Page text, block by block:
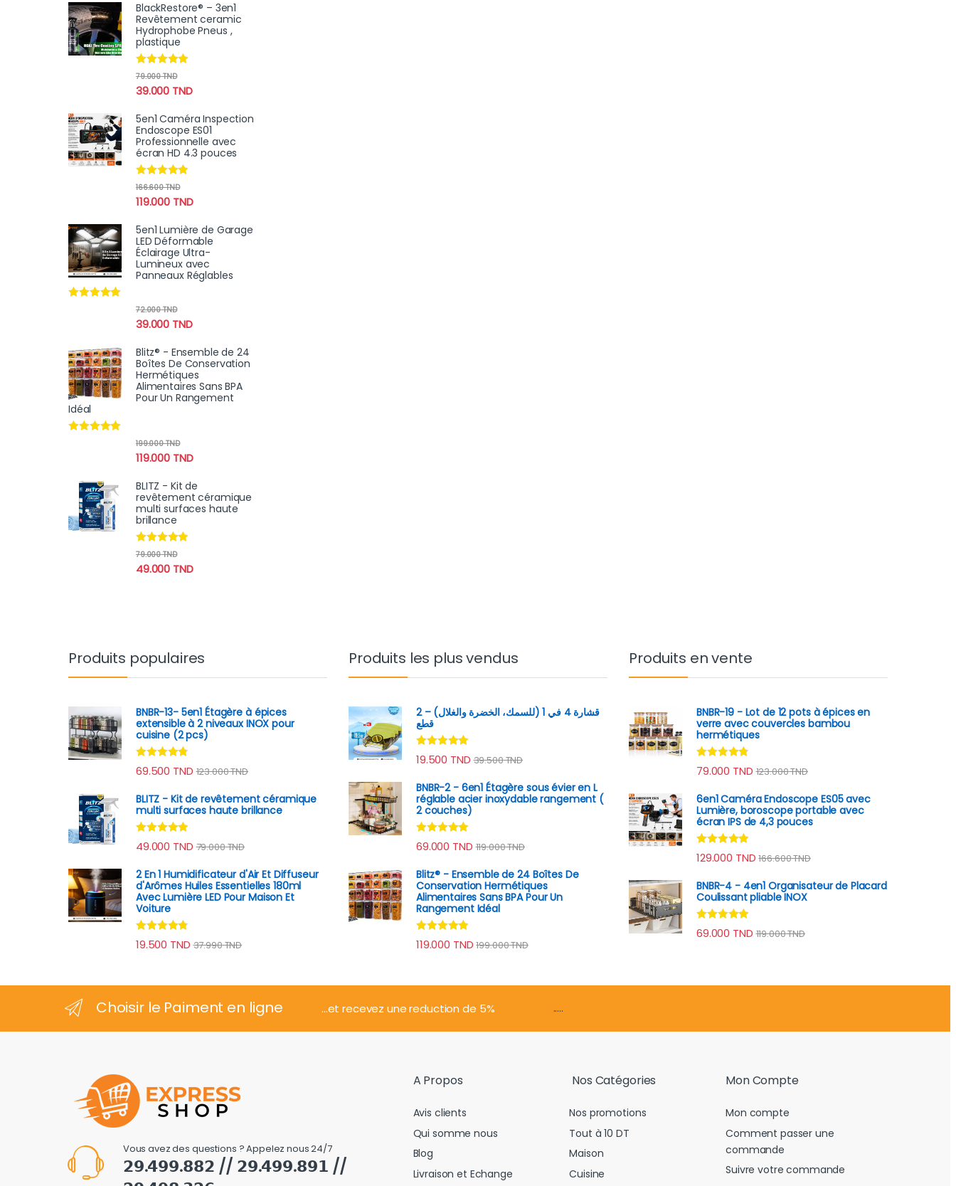
BlackRestore® – 3en1
Revêtement ceramic
Hydrophobe Pneus ,
plastique
Note4.78
39.000 TND
79.000TND
5en1 Caméra Inspection
Endoscope ES01
Professionnelle avec
écran HD 4.3 pouces
Note4.67
119.000 TND
166.600TND
5en1 Lumière de Garage
LED Déformable
Éclairage Ultra-
Lumineux avec
Panneaux Réglables
39.000 TND
72.000TND
Blitz® - Ensemble de 24
Boîtes De Conservation
Hermétiques
Alimentaires Sans BPA
Pour Un Rangement
Idéal
119.000 TND
199.000TND
BLITZ - Kit de
revêtement céramique
multi surfaces haute
brillance
Note4.70
49.000 TND
79.000TND
Produits populaires
BNBR-13- 5en1 Étagère à épices
extensible à 2 niveaux INOX pour
cuisine (2 pcs)
Note4.60
sur 5
69.500 TND 123.000TND
BLITZ - Kit de revêtement céramique
multi surfaces haute brillance
Note4.70
sur 5
49.000 TND 79.000TND
2 En 1 Humidificateur d'Air Et Diffuseur
d'Arômes Huiles Essentielles 180ml
Avec Lumière LED Pour Maison Et
Voiture
Note4.64
sur 5
19.500 TND 37.990TND
Produits les plus vendus
قشارة 4 في 1 (للسمك، الخضرة والغلال) – 2
قطع
Note4.89
sur 5
19.500 TND 39.500TND
BNBR-2 - 6en1 Étagère sous évier en L
réglable acier inoxydable rangement (
2 couches)
Note4.79
sur 5
69.000 TND 119.000TND
Blitz® - Ensemble de 24 Boîtes De
Conservation Hermétiques
Alimentaires Sans BPA Pour Un
Rangement Idéal
Note4.74
sur 5
119.000 TND 199.000TND
Produits en vente
BNBR-19 - Lot de 12 pots à épices en
verre avec couvercles bambou
hermétiques
Note4.62
sur 5
79.000 TND 123.000TND
6en1 Caméra Endoscope ES05 avec
Lumière, boroscope portable avec
écran IPS de 4,3 pouces
Note4.67
sur 5
129.000 TND 166.600TND
BNBR-4 - 4en1 Organisateur de Placard
Coulissant pliable INOX
Note4.75
sur 5
69.000 TND 119.000TND
Choisir le Paiment en ligne ...et recevez une reduction de 5% .....
Vous avez des questions ? Appelez nous 24/7
𝟮𝟵.𝟰𝟵𝟵.𝟴𝟴𝟮 // 𝟮𝟵.𝟰𝟵𝟵.𝟴𝟵𝟭 //
A Propos
Avis clients
Qui somme nous
Blog
Livraison et Echange
Nos Catégories
Nos promotions
Tout à 10 DT
Maison
Cuisine
Mon Compte
Mon compte
Comment passer une
commande
Suivre votre commande